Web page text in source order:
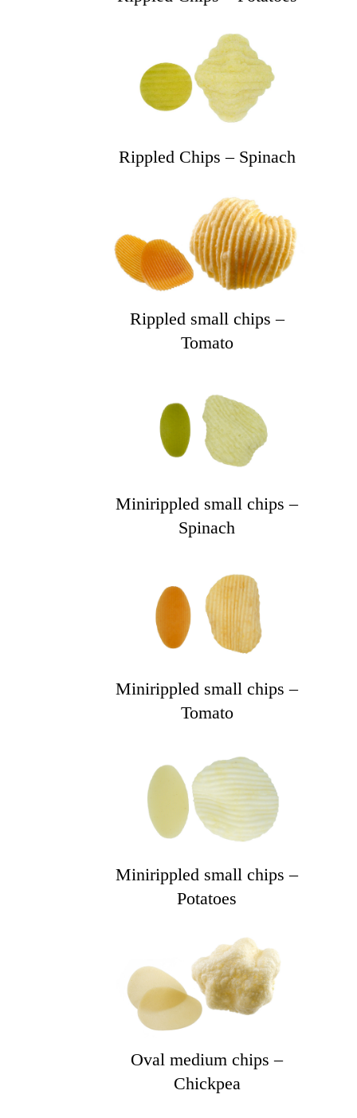
Rippled Chips – Spinach
Rippled small chips –
Tomato
Minirippled small chips –
Spinach
Minirippled small chips –
Tomato
Minirippled small chips –
Potatoes
Oval medium chips –
Chickpea